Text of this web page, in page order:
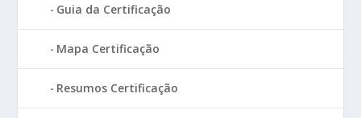
Guia da Certificação
Mapa Certificação
Resumos Certificação